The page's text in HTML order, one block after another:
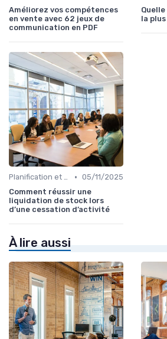
Améliorez vos compétences
en vente avec 62 jeux de
communication en PDF
la
Planification et stratégie de vente • 05/11/2025
Comment réussir une
liquidation de stock lors
d’une cessation d’activité
À lire aussi